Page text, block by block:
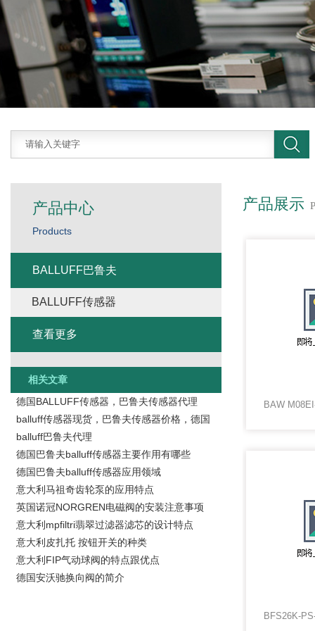
产品展示
产品中心
Products
BALLUFF巴鲁夫
BALLUFF传感器
查看更多
相关文章
德国BALLUFF传感器，巴鲁夫传感器代理
balluff传感器现货，巴鲁夫传感器价格，德国
balluff巴鲁夫代理
德国巴鲁夫balluff传感器主要作用有哪些
德国巴鲁夫balluff传感器应用领域
意大利马祖奇齿轮泵的应用特点
英国诺冠NORGREN电磁阀的安装注意事项
意大利mpfiltri翡翠过滤器滤芯的设计特点
意大利皮扎托 按钮开关的种类
意大利FIP气动球阀的特点跟优点
德国安沃驰换向阀的简介